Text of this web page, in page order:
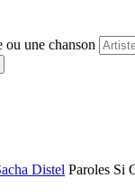
ou une chanson
Distel Paroles Si